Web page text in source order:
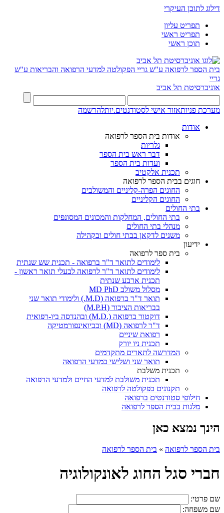
דילוג לתוכן העיקרי
תפריט עליון
תפריט ראשי
תוכן ראשי
בית הספר לרפואה ע"ש גריי הפקולטה למדעי הרפואה והבריאות ע"ש
גריי
אוניברסיטת תל אביב
מערכת פניותאזור אישי לסטודנטים.יותלהרשמה
אודות
אודות בית הספר לרפואה
גלריות
דבר ראש בית הספר
ועדות בית הספר
תכנית אלקטיב
חוגים בבית הספר לרפואה
החוגים הפרה-קליניים והמשולבים
החוגים הקליניים
בתי החולים
בתי החולים, המחלקות והמכונים המסונפים
מנהלי בתי החולים
משנים לדקאן בבתי חולים ובקהילה
ידיעון
בית ספר לרפואה
לימודים לתואר ד"ר ברפואה - תכנית שש שנתית
לימודים לתואר ד"ר לרפואה לבעלי תואר ראשון -
תכנית ארבע שנתית
מסלול משולב MD PhD
תואר ד"ר ברפואה (M.D.) ולימודי תואר שני
בבריאות הציבור (M.P.H)
דוקטור ברפואה (.M.D) ובהנדסה ביו-רפואית
ד"ר לרפואה (MD) ובביואינפורמטיקה
רפואת שיניים
תכנית ניו יורק
המדרשה לתארים מתקדמים
תואר שני ושלישי במדעי הרפואה
תכנית משלבת
תכנית משולבת למדעי החיים ולמדעי הרפואה
תקנונים בפקולטה לרפואה
חילופי סטודנטים ברפואה
מלגות בבית הספר לרפואה
הינך נמצא כאן
בית הספר לרפואה » בית הספר לרפואה
חברי סגל החוג לאונקולוגיה
שם פרטי:
שם משפחה: